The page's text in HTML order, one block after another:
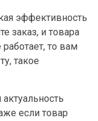
эффективность
заказ, и товара
то вам
такое
если товар